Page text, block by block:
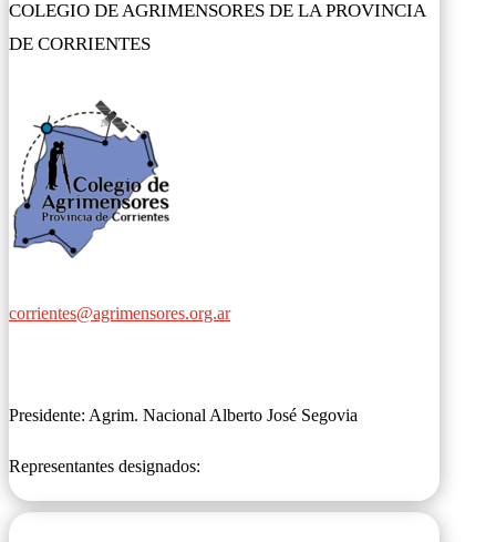
COLEGIO DE AGRIMENSORES DE LA PROVINCIA
DE CORRIENTES
corrientes@agrimensores.org.ar
Presidente: Agrim. Nacional Alberto José Segovia
Representantes designados: